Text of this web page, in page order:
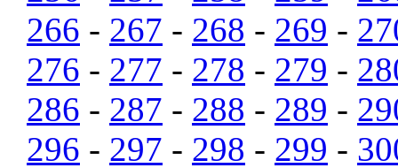
266 - 267 - 268 - 269 -
276 - 277 - 278 - 279 -
286 - 287 - 288 - 289 -
296 - 297 - 298 - 299 -